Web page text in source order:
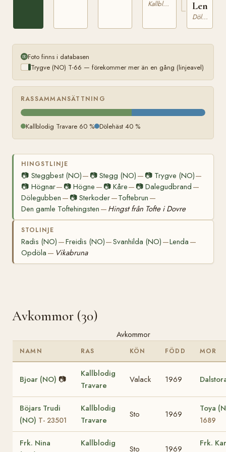
Kallblodig Travare Lenda
Dölehäst
Foto finns i databasen
Trygve (NO) T-66 — förekommer mer än en gång (linjeavel)
RASSAMMANSÄTTNING
Kallblodig Travare 60 % Dölehäst 40 %
HINGSTLINJE
📷 Steggbest (NO)— 📷Stegg (NO) — 📷 Trygve (NO)—
📷 Högnar— 📷Högne — 📷 Kåre— 📷 Dalegudbrand —
Dölegubben — 📷Sterkoder—Toftebrun —
Den gamle Toftehingsten — Hingst från Tofte i Dovre
STOLINJE
Radis (NO) —Freidis (NO)—Svanhilda (NO) —Lenda —
Opdöla — Vikabruna
Avkommor (30)
Avkommor
NAMN RAS KÖN FÖDD MOR
Bjoar (NO) 📷
Kallblodig
Travare
Valack 1969
Böjars Trudi
(NO) T- 23501
Kallblodig
Travare
Sto 1969
Toya
1689
Frk. Nina
Kallblodig
Sto 1969
Frk.